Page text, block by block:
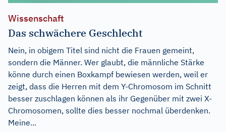
Wissenschaft
Das schwächere Geschlecht
Nein, in obigem Titel sind nicht die Frauen gemeint,
sondern die Männer. Wer glaubt, die männliche Stärke
könne durch einen Boxkampf bewiesen werden, weil er
zeigt, dass die Herren mit dem Y-Chromosom im Schnitt
besser zuschlagen können als ihr Gegenüber mit zwei X-
Chromosomen, sollte dies besser nochmal überdenken.
Meine...